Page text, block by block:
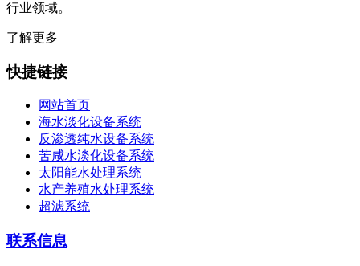
行业领域。
了解更多
快捷链接
网站首页
海水淡化设备系统
反渗透纯水设备系统
苦咸水淡化设备系统
太阳能水处理系统
水产养殖水处理系统
超滤系统
联系信息